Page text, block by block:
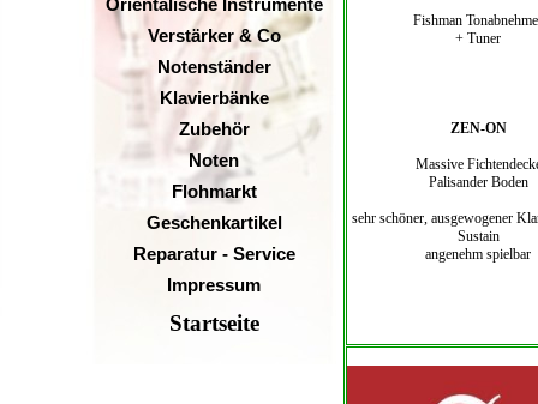
Orientalische Instrumente
Verstärker & Co
Notenständer
Klavierbänke
Zubehör
Noten
Flohmarkt
Geschenkartikel
Reparatur - Service
Impressum
Startseite
Fishman
+ Tuner
ZEN-ON
Massive
Palisander Boden
sehr schöner, ausgewogener
Sustain
angenehm spielbar